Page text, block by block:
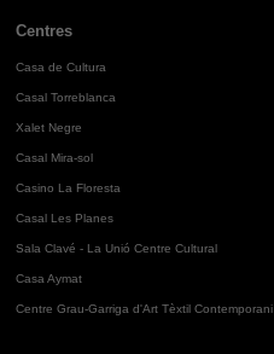
Centres
Casa de Cultura
Casal Torreblanca
Xalet Negre
Casal Mira-sol
Casino La Floresta
Casal Les Planes
Sala Clavé - La Unió Centre Cultural
Casa Aymat
Centre Grau-Garriga d'Art Tèxtil Contemporani